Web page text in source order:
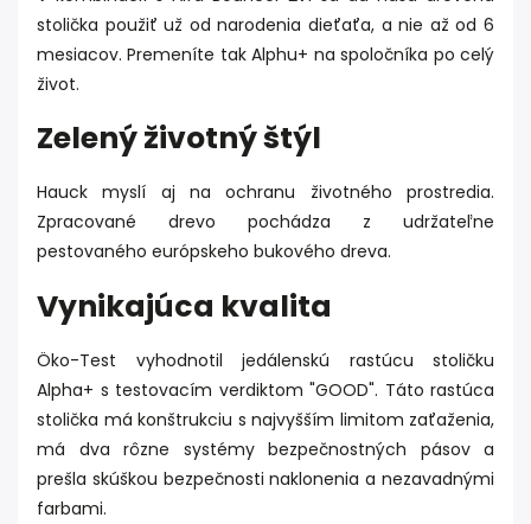
stolička použiť už od narodenia dieťaťa, a nie až od 6
mesiacov. Premeníte tak Alphu+ na spoločníka po celý
život.
Zelený životný štýl
Hauck myslí aj na ochranu životného prostredia.
Zpracované drevo pochádza z udržateľne
pestovaného európskeho bukového dreva.
Vynikajúca kvalita
Öko-Test vyhodnotil jedálenskú rastúcu stoličku
Alpha+ s testovacím verdiktom "GOOD". Táto rastúca
stolička má konštrukciu s najvyšším limitom zaťaženia,
má dva rôzne systémy bezpečnostných pásov a
prešla skúškou bezpečnosti naklonenia a nezavadnými
farbami.